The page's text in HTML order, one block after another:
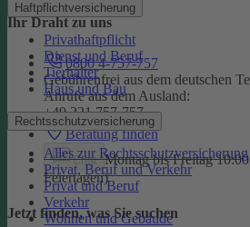
Haftpflichtversicherung
Privathaftpflicht
Dienst und Beruf
Tierhalter
Haus und Bau
Rechtsschutzversicherung
Alles zur Rechtsschutzversicherung
Privat, Beruf und Verkehr
Privat und Beruf
Verkehr
Wohnen und Gebäude
Ihr Draht zu uns
0800 4-757-757
Gebührenfrei aus dem deutschen
Anrufe aus dem Ausland:
+49 221 757-757
Beratung finden
Chat Montag bis Freitag
Feiertagen)
Jetzt finden, was Sie suchen